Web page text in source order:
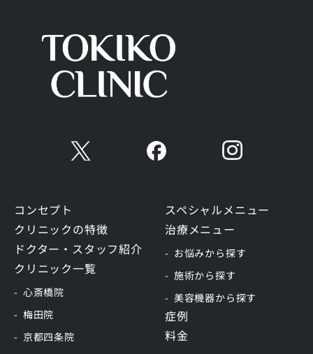
コンセプト
クリニックの特徴
ドクター・スタッフ紹介
クリニック一覧
心斎橋院
梅田院
京都四条院
スペシャルメニュー
治療メニュー
お悩みから探す
施術から探す
美容機器から探す
症例
料金